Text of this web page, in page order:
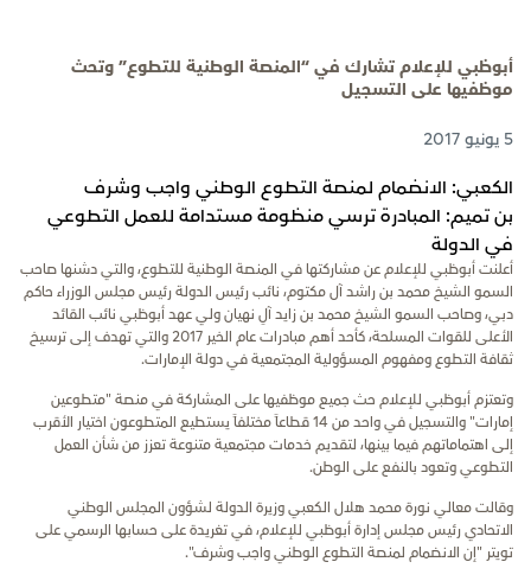
أبوظبي للإعلام تشارك في “المنصة الوطنية للتطوع” وتحث
موظفيها على التسجيل
5 يونيو 2017
الكعبي: الانضمام لمنصة التطوع الوطني واجب وشرف
بن تميم: المبادرة ترسي منظومة مستدامة للعمل التطوعي
في الدولة
أعلنت أبوظبي للإعلام عن مشاركتها في المنصة الوطنية للتطوع، والتي دشنها صاحب
السمو الشيخ محمد بن راشد آل مكتوم، نائب رئيس الدولة رئيس مجلس الوزراء حاكم
دبي، وصاحب السمو الشيخ محمد بن زايد آلِ نهيان ولي عهد أبوظبي نائب القائد
الأعلى للقوات المسلحة، كأحد أهم مبادرات عام الخير 2017 والتي تهدف إلى ترسيخ
ثقافة التطوع ومفهوم المسؤولية المجتمعية في دولة الإمارات.
وتعتزم أبوظبي للإعلام حث جميع موظفيها على المشاركة في منصة "متطوعين
إمارات" والتسجيل في واحد من 14 قطاعاً مختلفاً يستطيع المتطوعون اختيار الأقرب
إلى اهتماماتهم فيما بينها، لتقديم خدمات مجتمعية متنوعة تعزز من شأن العمل
التطوعي وتعود بالنفع على الوطن.
وقالت معالي نورة محمد هلال الكعبي وزيرة الدولة لشؤون المجلس الوطني
الاتحادي رئيس مجلس إدارة أبوظبي للإعلام، في تغريدة على حسابها الرسمي على
تويتر "إن الانضمام لمنصة التطوع الوطني واجب وشرف".